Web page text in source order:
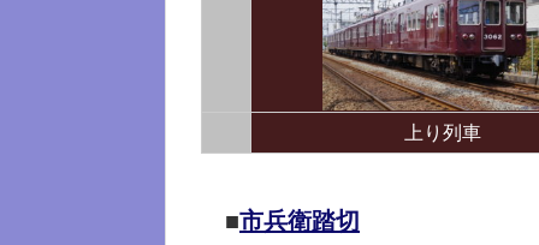
上り列車
■市兵衛踏切